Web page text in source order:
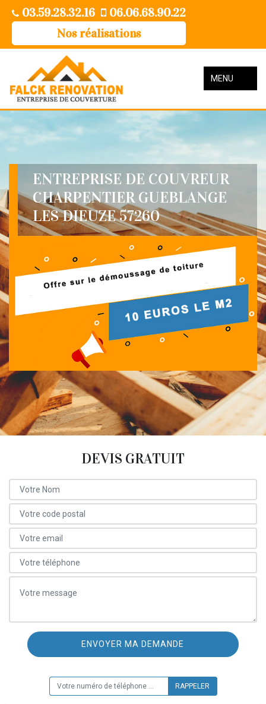
03.59.28.32.16
06.06.68.90.22
Nos réalisations
MENU
ENTREPRISE DE COUVREUR
CHARPENTIER GUEBLANGE
LES DIEUZE 57260
DEVIS GRATUIT